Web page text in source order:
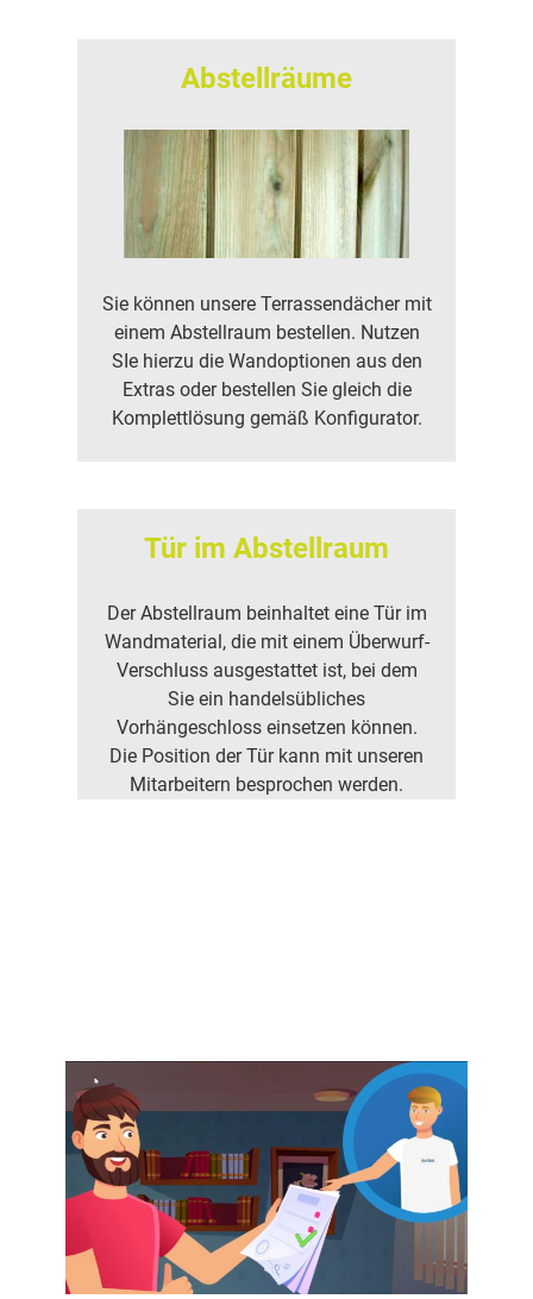
Abstellräume
Sie können unsere Terrassendächer mit
einem Abstellraum bestellen. Nutzen
SIe hierzu die Wandoptionen aus den
Extras oder bestellen Sie gleich die
Komplettlösung gemäß Konfigurator.
Tür im Abstellraum
Der Abstellraum beinhaltet eine Tür im
Wandmaterial, die mit einem Überwurf-
Verschluss ausgestattet ist, bei dem
Sie ein handelsübliches
Vorhängeschloss einsetzen können.
Die Position der Tür kann mit unseren
Mitarbeitern besprochen werden.